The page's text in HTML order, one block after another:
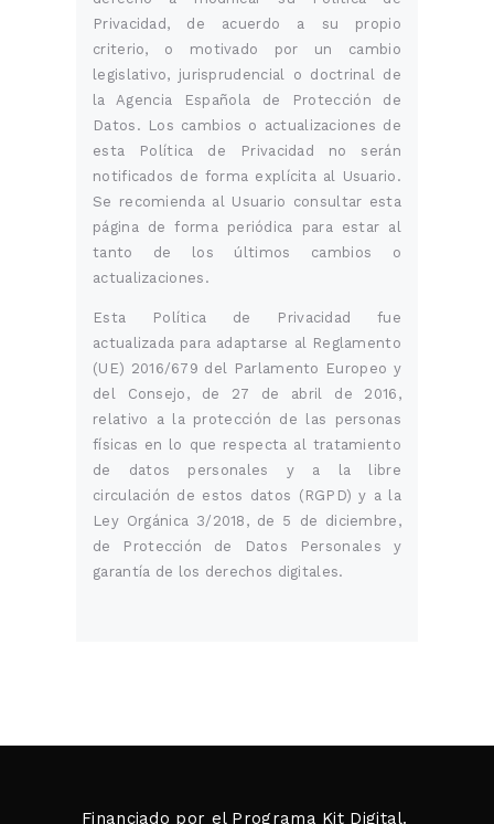
Privacidad, de acuerdo a su propio
criterio, o motivado por un cambio
legislativo, jurisprudencial o doctrinal de
la Agencia Española de Protección de
Datos. Los cambios o actualizaciones de
esta Política de Privacidad no serán
notificados de forma explícita al Usuario.
Se recomienda al Usuario consultar esta
página de forma periódica para estar al
tanto de los últimos cambios o
actualizaciones.
Esta Política de Privacidad fue
actualizada para adaptarse al Reglamento
(UE) 2016/679 del Parlamento Europeo y
del Consejo, de 27 de abril de 2016,
relativo a la protección de las personas
físicas en lo que respecta al tratamiento
de datos personales y a la libre
circulación de estos datos (RGPD) y a la
Ley Orgánica 3/2018, de 5 de diciembre,
de Protección de Datos Personales y
garantía de los derechos digitales.
Financiado por el Programa Kit Digital.